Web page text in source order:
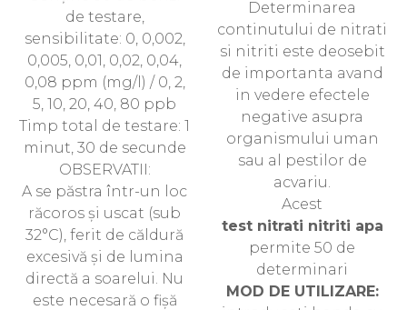
de testare,
sensibilitate: 0, 0,002,
0,005, 0,01, 0,02, 0,04,
0,08 ppm (mg/l) / 0, 2,
5, 10, 20, 40, 80 ppb
Timp total de testare: 1
minut, 30 de secunde
OBSERVATII:
A se păstra într-un loc
răcoros și uscat (sub
32°C), ferit de căldură
excesivă și de lumina
directă a soarelui. Nu
este necesară o fișă
Determinarea
continutului de nitrati
si nitriti este deosebit
de importanta avand
in vedere efectele
negative asupra
organismului uman
sau al pestilor de
acvariu.
Acest
test nitrati nitriti apa
permite 50 de
determinari
MOD DE UTILIZARE: